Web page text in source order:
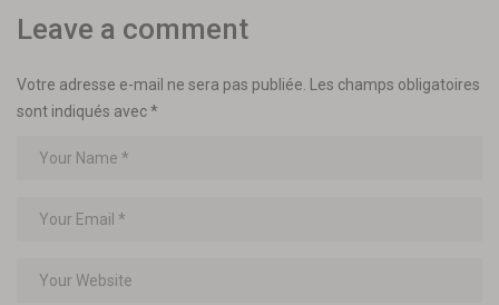
Leave a comment
Votre adresse e-mail ne sera pas publiée.
Les champs obligatoires
sont indiqués avec*